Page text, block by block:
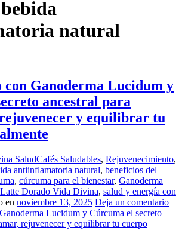
bebida
natural
con Ganoderma Lucidum y
ancestral para
y equilibrar tu
SaludCafés Saludables, Rejuvenecimiento,
antiinflamatoria natural, beneficios del
, cúrcuma para el bienestar, Ganoderma
Latte Dorado Vida Divina, salud y energía con
en noviembre 13, 2025 Deja un comentario
Lucidum y Cúrcuma el secreto
rejuvenecer y equilibrar tu cuerpo